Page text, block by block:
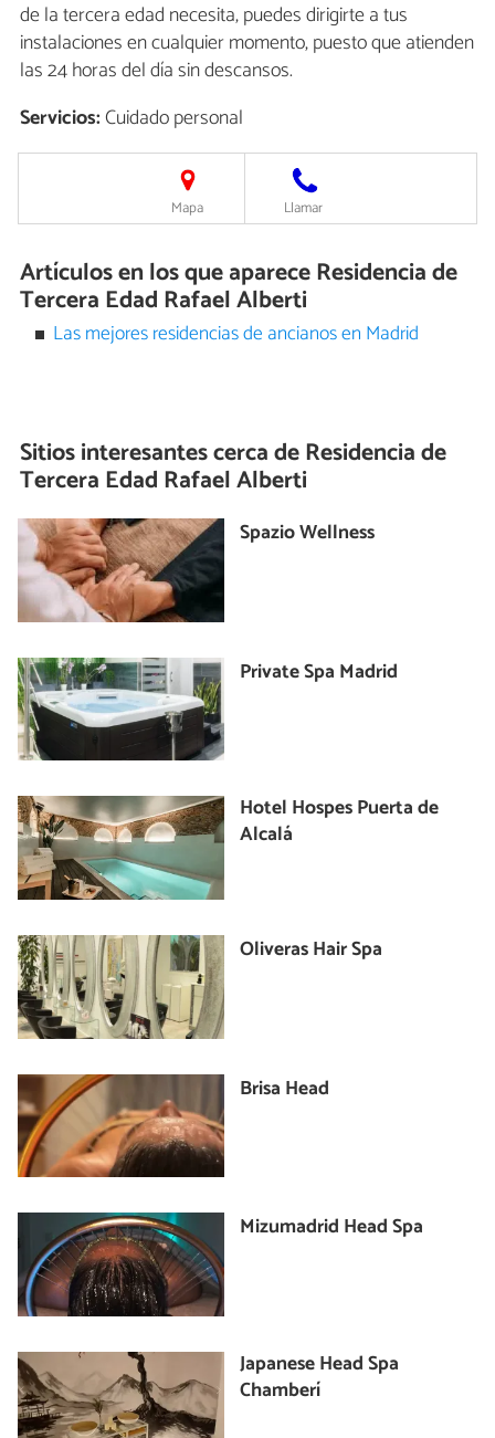
de la tercera edad necesita, puedes dirigirte a tus
instalaciones en cualquier momento, puesto que atienden
las 24 horas del día sin descansos.
Servicios:Cuidado personal
Mapa Llamar
Artículos en los que aparece Residencia de
Tercera Edad Rafael Alberti
Las mejores residencias de ancianos en Madrid
Sitios interesantes cerca deResidencia de
Tercera Edad Rafael Alberti
Spazio Wellness
Private Spa Madrid
Hotel Hospes Puerta de
Alcalá
Oliveras Hair Spa
Brisa Head
Mizumadrid Head Spa
Japanese Head Spa
Chamberí